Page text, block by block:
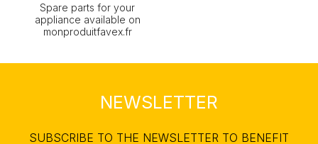
Spare parts for your
appliance available on
monproduitfavex.fr
NEWSLETTER
SUBSCRIBE TO THE NEWSLETTER TO BENEFIT